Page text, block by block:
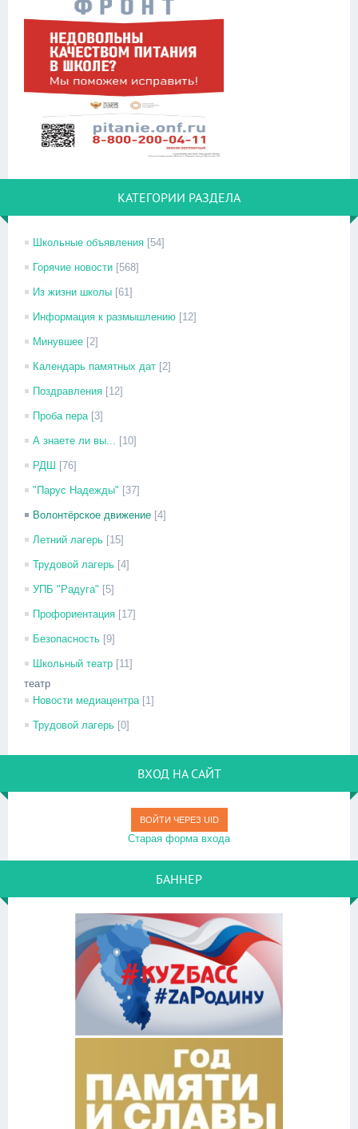
КАТЕГОРИИ РАЗДЕЛА
Школьные объявления [54]
Горячие новости [568]
Из жизни школы [61]
Информация к размышлению [12]
Минувшее [2]
Календарь памятных дат [2]
Поздравления [12]
Проба пера [3]
А знаете ли вы... [10]
РДШ [76]
"Парус Надежды" [37]
Волонтёрское движение [4]
Летний лагерь [15]
Трудовой лагерь [4]
УПБ "Радуга" [5]
Профориентация [17]
Безопасность [9]
Школьный театр [11]
театр
Новости медиацентра [1]
Трудовой лагерь [0]
ВХОД НА САЙТ
ВОЙТИ ЧЕРЕЗ UID
Старая форма входа
БАННЕР